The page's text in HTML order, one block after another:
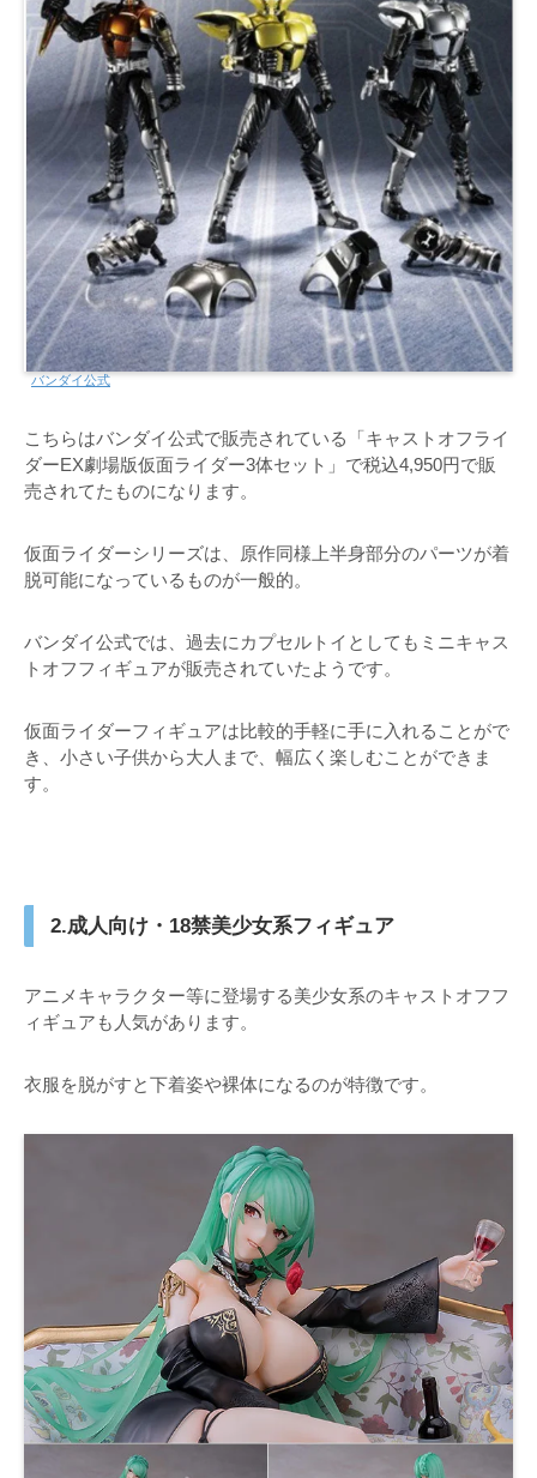
バンダイ公式
こちらはバンダイ公式で販売されている「キャストオフライ
ダーEX劇場版仮面ライダー3体セット」で税込4,950円で販
売されてたものになります。
仮面ライダーシリーズは、原作同様上半身部分のパーツが着
脱可能になっているものが一般的。
バンダイ公式では、過去にカプセルトイとしてもミニキャス
トオフフィギュアが販売されていたようです。
仮面ライダーフィギュアは比較的手軽に手に入れることがで
き、小さい子供から大人まで、幅広く楽しむことができま
す。
2.成人向け・18禁美少女系フィギュア
アニメキャラクター等に登場する美少女系のキャストオフフ
ィギュアも人気があります。
衣服を脱がすと下着姿や裸体になるのが特徴です。